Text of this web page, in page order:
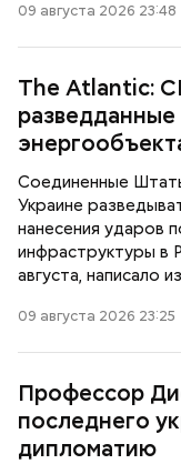
09 августа 2026 23:48
The Atlantic:
Соединенные
Украине
нанесения ударов
инфраструктуры в
августа, написало
09 августа 2026 23:25
Профессор
последнего
дипломатию